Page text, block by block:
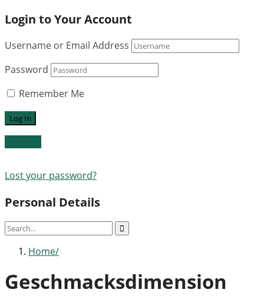
Login to Your Account
Username or Email Address
Password
Remember Me
Lost your password?
Personal Details
Home
Geschmacksdimension